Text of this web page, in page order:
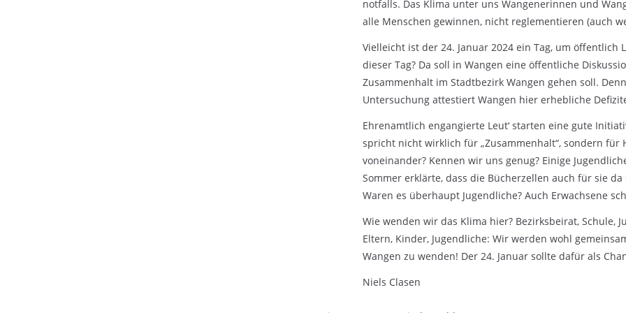
notfalls. Das Klima unter uns Wangenerinnen und
alle Menschen gewinnen, nicht reglementieren (auch
Vielleicht ist der 24. Januar 2024 ein Tag, um
dieser Tag? Da soll in Wangen eine öffentliche
Zusammenhalt im Stadtbezirk Wangen gehen soll.
Untersuchung attestiert Wangen hier erhebliche
Ehrenamtlich engangierte Leut‘ starten eine gute
spricht nicht wirklich für „Zusammenhalt“, sondern
voneinander? Kennen wir uns genug? Einige
Sommer erklärte, dass die Bücherzellen auch für sie
Waren es überhaupt Jugendliche? Auch Erwachsene
Wie wenden wir das Klima hier? Bezirksbeirat, Schule,
Eltern, Kinder, Jugendliche: Wir werden wohl
Wangen zu wenden! Der 24. Januar sollte dafür als
Niels Clasen